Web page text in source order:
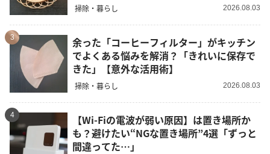
掃除・暮らし 2026.08.03
3
余った「コーヒーフィルター」がキッチン
でよくある悩みを解消？「きれいに保存で
きた」【意外な活用術】
掃除・暮らし 2026.08.03
4
【Wi-Fiの電波が弱い原因】は置き場所か
も？避けたい“NGな置き場所”4選「ずっと
間違ってた…」